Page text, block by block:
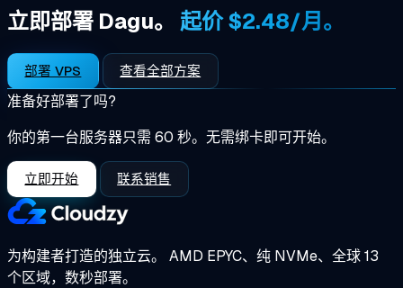
立即部署 Dagu。 起价 $2.48/月。
部署 VPS 查看全部方案
准备好部署了吗?
你的第一台服务器只需 60 秒。无需绑卡即可开始。
立即开始 联系销售
为构建者打造的独立云。 AMD EPYC、纯 NVMe、全球 13
个区域，数秒部署。